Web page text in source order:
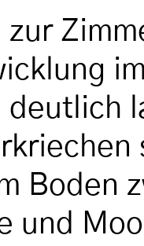
zur
deutlich
Boden
und